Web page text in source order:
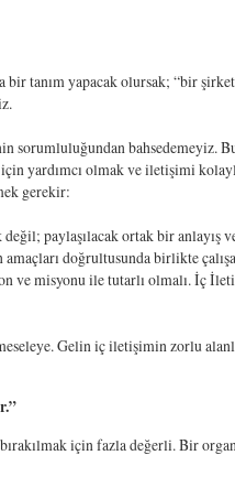
bir tanım yapacak olursak; “bir
bahsedemeyiz.
yardımcı olmak ve iletişimi
gerekir:
paylaşılacak ortak bir anlayış
amaçları doğrultusunda birlikte
ve misyonu ile tutarlı olmalı. İç
Gelin iç iletişimin zorlu
için fazla değerli. Bir